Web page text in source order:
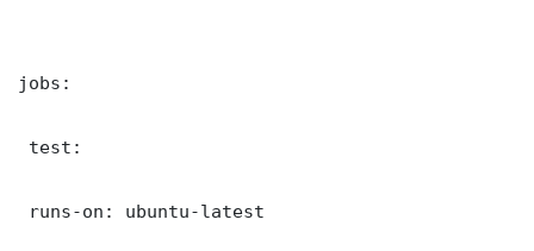
jobs:
test:
runs-on: ubuntu-latest